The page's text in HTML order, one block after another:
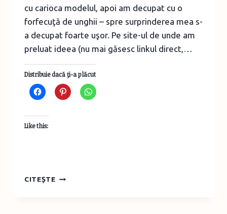
cu carioca modelul, apoi am decupat cu o
forfecuţă de unghii – spre surprinderea mea s-
a decupat foarte uşor. Pe site-ul de unde am
preluat ideea (nu mai găsesc linkul direct,…
Distribuie dacă ţi-a plăcut
Like this:
CITEȘTESĂPTĂMÂNA